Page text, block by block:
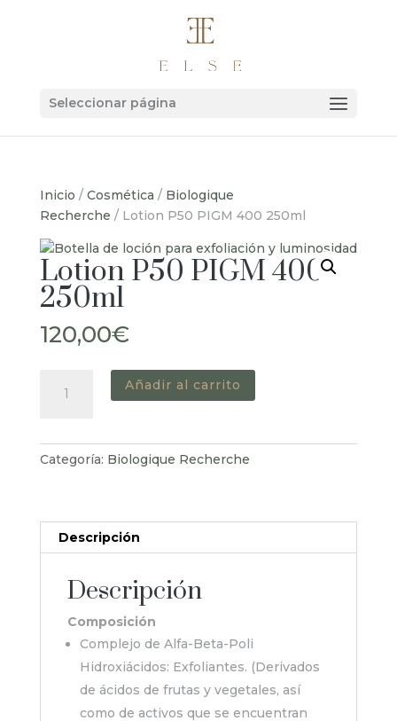
Seleccionar página
Inicio / Cosmética / Biologique
Recherche / Lotion P50 PIGM 400 250ml
Lotion P50 PIGM 400
250ml
120,00€
400
250ml
Añadir al carrito
Categoría: Biologique Recherche
Descripción
Descripción
Composición
Complejo de Alfa-Beta-Poli
Hidroxiácidos: Exfoliantes. (Derivados
de ácidos de frutas y vegetales, así
como de activos que se encuentran